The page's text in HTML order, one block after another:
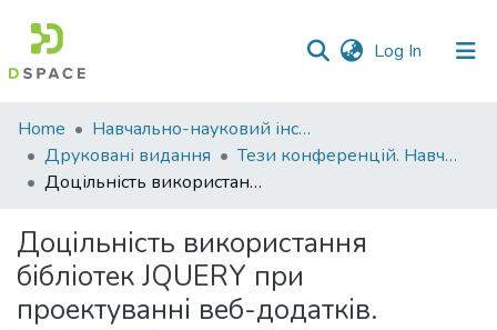
Log In (current)
Communities
&
Collections
Statistics
Home
Навчально-науковий інститут економіки, управління, права та інформаційних технологій
Друковані видання
Тези конференцій. Навчально-науковий інститут економіки, управління, права та інформаційних технологій
Доцільність використання бібліотек JQUERY при проектуванні веб-додатків.
Доцільність використання
бібліотек JQUERY при
проектуванні веб-додатків.